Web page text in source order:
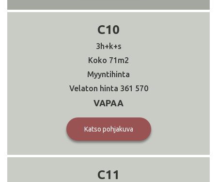
C10
3h+k+s
71
361 570
VAPAA
Katso pohjakuva
C11